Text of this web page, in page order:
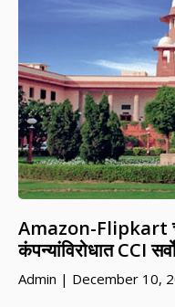
Amazon-Flipkart
कंपन्यांविरोधात CCI
Admin December 10,